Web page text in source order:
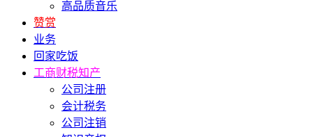
高品质音乐
赞赏
业务
回家吃饭
工商财税知产
公司注册
会计税务
公司注销